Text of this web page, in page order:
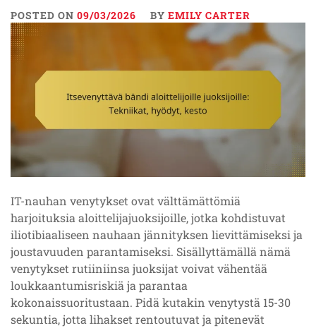
POSTED ON 09/03/2026 BY EMILY CARTER
IT-nauhan venytykset ovat välttämättömiä
harjoituksia aloittelijajuoksijoille, jotka kohdistuvat
iliotibiaaliseen nauhaan jännityksen lievittämiseksi ja
joustavuuden parantamiseksi. Sisällyttämällä nämä
venytykset rutiiniinsa juoksijat voivat vähentää
loukkaantumisriskiä ja parantaa
kokonaissuoritustaan. Pidä kutakin venytystä 15-30
sekuntia, jotta lihakset rentoutuvat ja pitenevät